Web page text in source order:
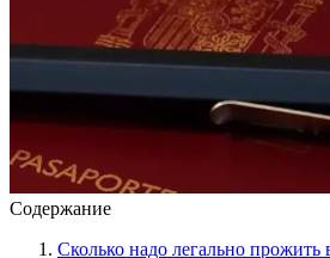
Содержание
Сколько надо легально прожить